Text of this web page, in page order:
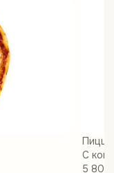
Пицца
С
5 800